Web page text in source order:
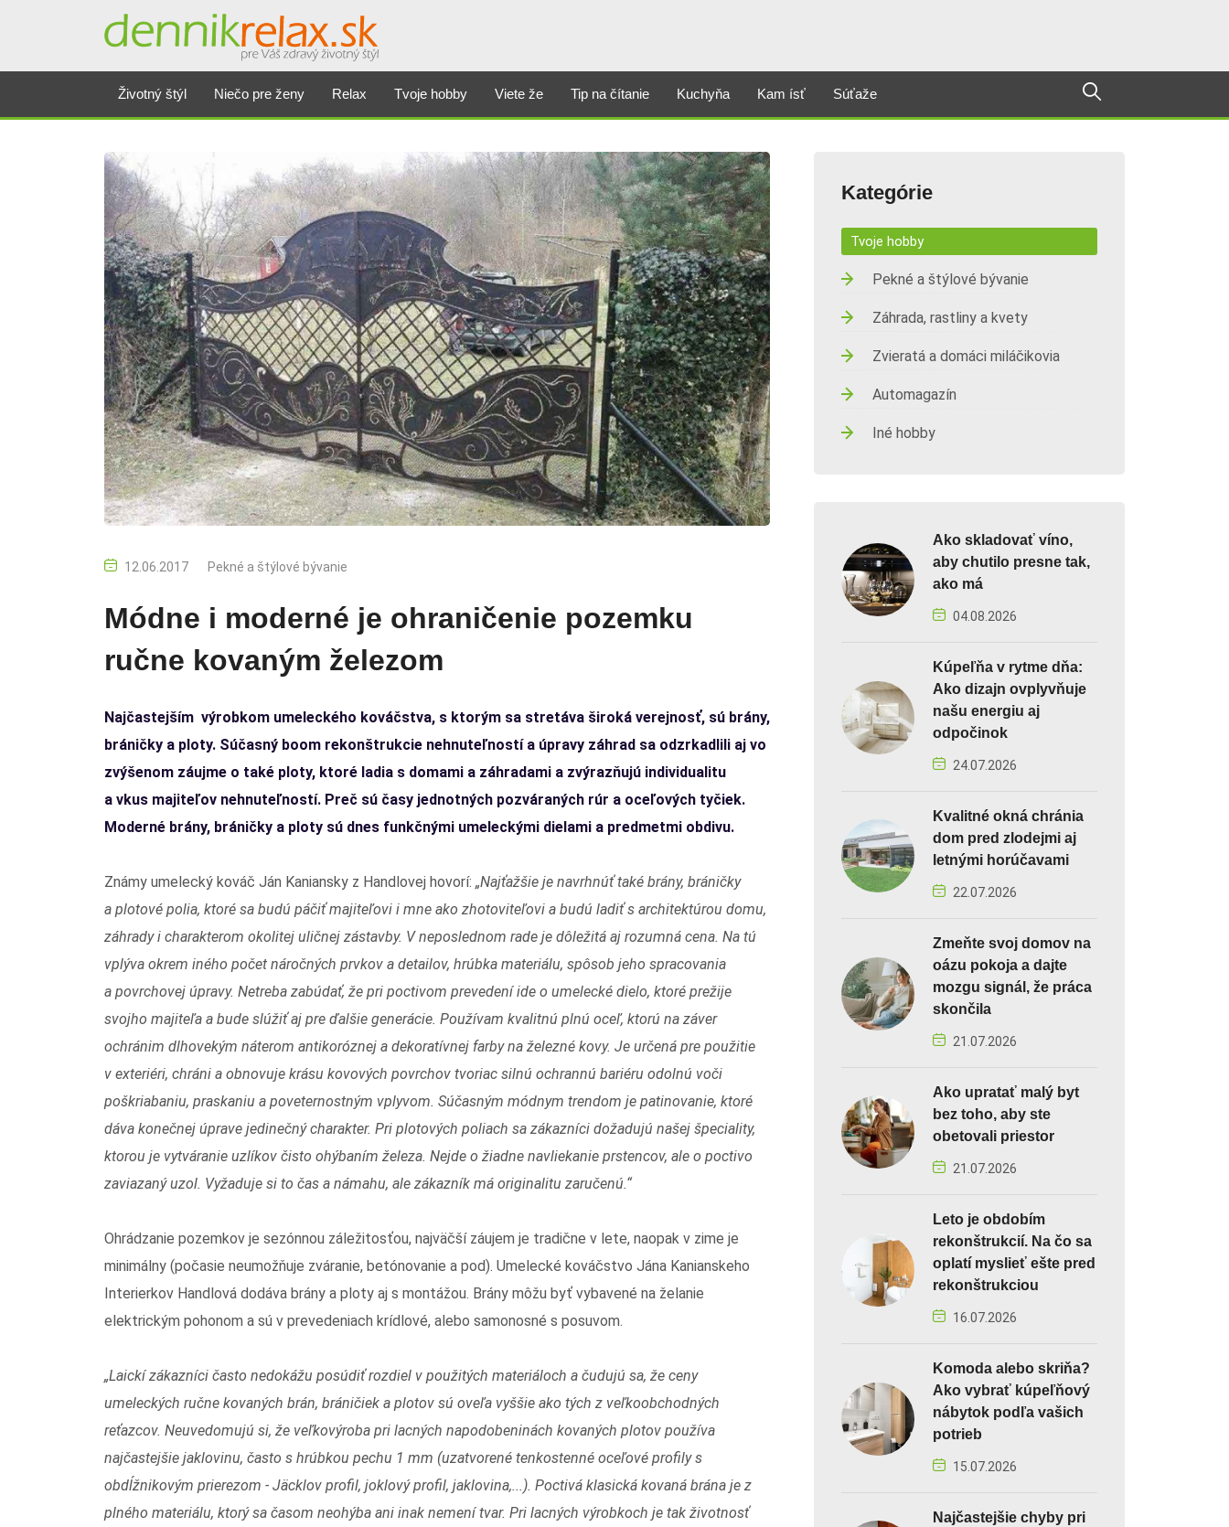
Životný štýl Niečo pre ženy Relax Tvoje hobby Viete že Tip na čítanie Kuchyňa Kam ísť Súťaže
12.06.2017 Pekné a štýlové bývanie
Módne i moderné je ohraničenie pozemku
ručne kovaným železom
Najčastejším výrobkom umeleckého kováčstva, s ktorým sa stretáva široká verejnosť, sú brány,
bráničky a ploty. Súčasný boom rekonštrukcie nehnuteľností a úpravy záhrad sa odzrkadlili aj vo
zvýšenom záujme o také ploty, ktoré ladia s domami a záhradami a zvýrazňujú individualitu
a vkus majiteľov nehnuteľností. Preč sú časy jednotných pozváraných rúr a oceľových tyčiek.
Moderné brány, bráničky a ploty sú dnes funkčnými umeleckými dielami a predmetmi obdivu.
Známy umelecký kováč Ján Kaniansky z Handlovej hovorí: „Najťažšie je navrhnúť také brány, bráničky
a plotové polia, ktoré sa budú páčiť majiteľovi i mne ako zhotoviteľovi a budú ladiť s architektúrou domu,
záhrady i charakterom okolitej uličnej zástavby. V neposlednom rade je dôležitá aj rozumná cena. Na tú
vplýva okrem iného počet náročných prvkov a detailov, hrúbka materiálu, spôsob jeho spracovania
a povrchovej úpravy. Netreba zabúdať, že pri poctivom prevedení ide o umelecké dielo, ktoré prežije
svojho majiteľa a bude slúžiť aj pre ďalšie generácie. Používam kvalitnú plnú oceľ, ktorú na záver
ochránim dlhovekým náterom antikoróznej a dekoratívnej farby na železné kovy. Je určená pre použitie
v exteriéri, chráni a obnovuje krásu kovových povrchov tvoriac silnú ochrannú bariéru odolnú voči
poškriabaniu, praskaniu a poveternostným vplyvom. Súčasným módnym trendom je patinovanie, ktoré
dáva konečnej úprave jedinečný charakter. Pri plotových poliach sa zákazníci dožadujú našej špeciality,
ktorou je vytváranie uzlíkov čisto ohýbaním železa. Nejde o žiadne navliekanie prstencov, ale o poctivo
zaviazaný uzol. Vyžaduje si to čas a námahu, ale zákazník má originalitu zaručenú.“
Ohrádzanie pozemkov je sezónnou záležitosťou, najväčší záujem je tradične v lete, naopak v zime je
minimálny (počasie neumožňuje zváranie, betónovanie a pod). Umelecké kováčstvo Jána Kanianskeho
Interierkov Handlová dodáva brány a ploty aj s montážou. Brány môžu byť vybavené na želanie
elektrickým pohonom a sú v prevedeniach krídlové, alebo samonosné s posuvom.
„Laickí zákazníci často nedokážu posúdiť rozdiel v použitých materiáloch a čudujú sa, že ceny
umeleckých ručne kovaných brán, bráničiek a plotov sú oveľa vyššie ako tých z veľkoobchodných
reťazcov. Neuvedomujú si, že veľkovýroba pri lacných napodobeninách kovaných plotov používa
najčastejšie jaklovinu, často s hrúbkou pechu 1 mm (uzatvorené tenkostenné oceľové profily s
obdĺžnikovým prierezom - Jäcklov profil, joklový profil, jaklovina,...). Poctivá klasická kovaná brána je z
plného materiálu, ktorý sa časom neohýba ani inak nemení tvar. Pri lacných výrobkoch je tak životnosť
Kategórie
Tvoje hobby
Pekné a štýlové bývanie
Záhrada, rastliny a kvety
Zvieratá a domáci miláčikovia
Automagazín
Iné hobby
Ako skladovať víno,
aby chutilo presne tak,
ako má
04.08.2026
Kúpeľňa v rytme dňa:
Ako dizajn ovplyvňuje
našu energiu aj
odpočinok
24.07.2026
Kvalitné okná chránia
dom pred zlodejmi aj
letnými horúčavami
22.07.2026
Zmeňte svoj domov na
oázu pokoja a dajte
mozgu signál, že práca
skončila
21.07.2026
Ako upratať malý byt
bez toho, aby ste
obetovali priestor
21.07.2026
Leto je obdobím
rekonštrukcií. Na čo sa
oplatí myslieť ešte pred
rekonštrukciou
16.07.2026
Komoda alebo skriňa?
Ako vybrať kúpeľňový
nábytok podľa vašich
potrieb
15.07.2026
Najčastejšie chyby pri